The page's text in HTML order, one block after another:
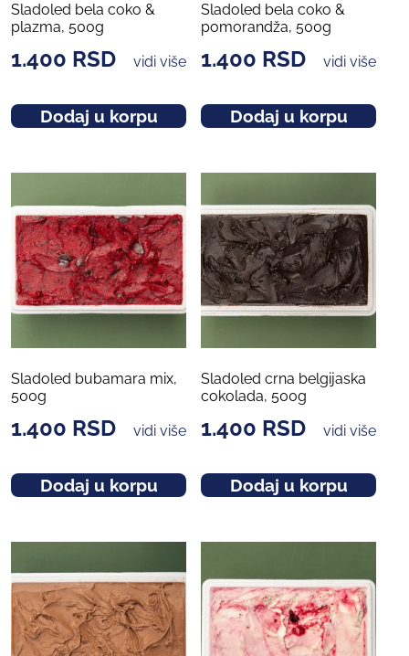
Sladoled bela coko &
plazma, 500g
1.400 RSD vidi više
Dodaj u korpu
Sladoled bela coko &
pomorandža, 500g
1.400 RSD vidi više
Dodaj u korpu
Sladoled bubamara mix,
500g
1.400 RSD vidi više
Dodaj u korpu
Sladoled crna belgijaska
cokolada, 500g
1.400 RSD vidi više
Dodaj u korpu